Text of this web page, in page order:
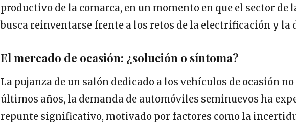
productivo de la comarca, en un momento en que el sector de
busca reinventarse frente a los retos de la electrificación y
El mercado de ocasión: ¿solución o síntoma?
La pujanza de un salón dedicado a los vehículos de ocasión no
últimos años, la demanda de automóviles seminuevos ha
repunte significativo, motivado por factores como la